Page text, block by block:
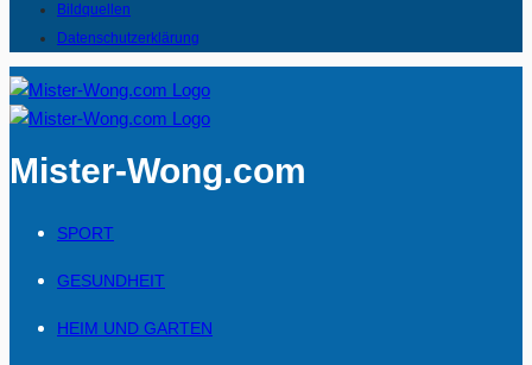
Bildquellen
Datenschutzerklärung
Mister-Wong.com
SPORT
GESUNDHEIT
HEIM UND GARTEN